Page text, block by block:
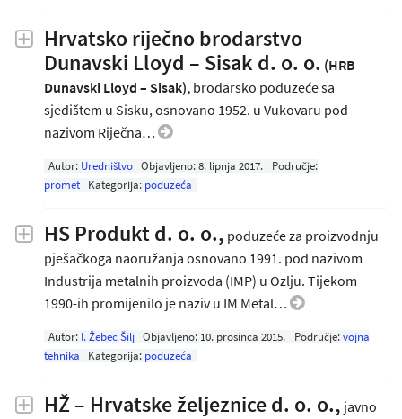
Hrvatsko riječno brodarstvo
Dunavski Lloyd – Sisak d. o. o. (HRB
Dunavski Lloyd – Sisak), brodarsko poduzeće sa
sjedištem u Sisku, osnovano 1952. u Vukovaru pod
nazivom Riječna…
Autor: Uredništvo Objavljeno:8. lipnja 2017.
Područje:
promet
Kategorija: poduzeća
HS Produkt d. o. o., poduzeće za proizvodnju
pješačkoga naoružanja osnovano 1991. pod nazivom
Industrija metalnih proizvoda (IMP) u Ozlju. Tijekom
1990-ih promijenilo je naziv u IM Metal…
Autor: I. Žebec Šilj Objavljeno: 10. prosinca 2015. Područje: vojna
tehnika
Kategorija: poduzeća
HŽ – Hrvatske željeznice d. o. o., javno